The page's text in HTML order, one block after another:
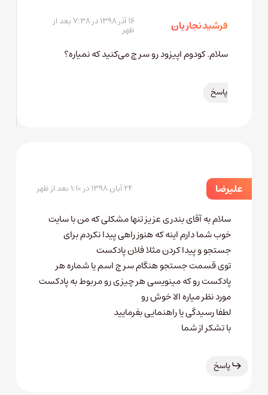
فرشید نجاریان ۱۶ آذر ۱۳۹۸ در ۷:۳۸ بعد از
ظهر
سلام. کودوم اپیزود رو سرچ می‌کنید که نمیاره؟
پاسخ
علیرضا ۲۴ آبان ۱۳۹۸ در ۱:۱۰ بعد از ظهر
سلام به آقای بندری عزیز تنها مشکلی که من با سایت
خوب شما دارم اینه که هنوز راهی پیدا نکردم برای
جستجو و پیدا کردن مثلا فلان پادکست
توی قسمت جستجو هنگام سرچ اسم یا شماره هر
پادکست رو که مینویسی هر چیزی رو مربوط به پادکست
مورد نظر میاره الا خوش رو
لطفا رسیدگی یا راهنمایی بفرمایید
با تشکر از شما
پاسخ